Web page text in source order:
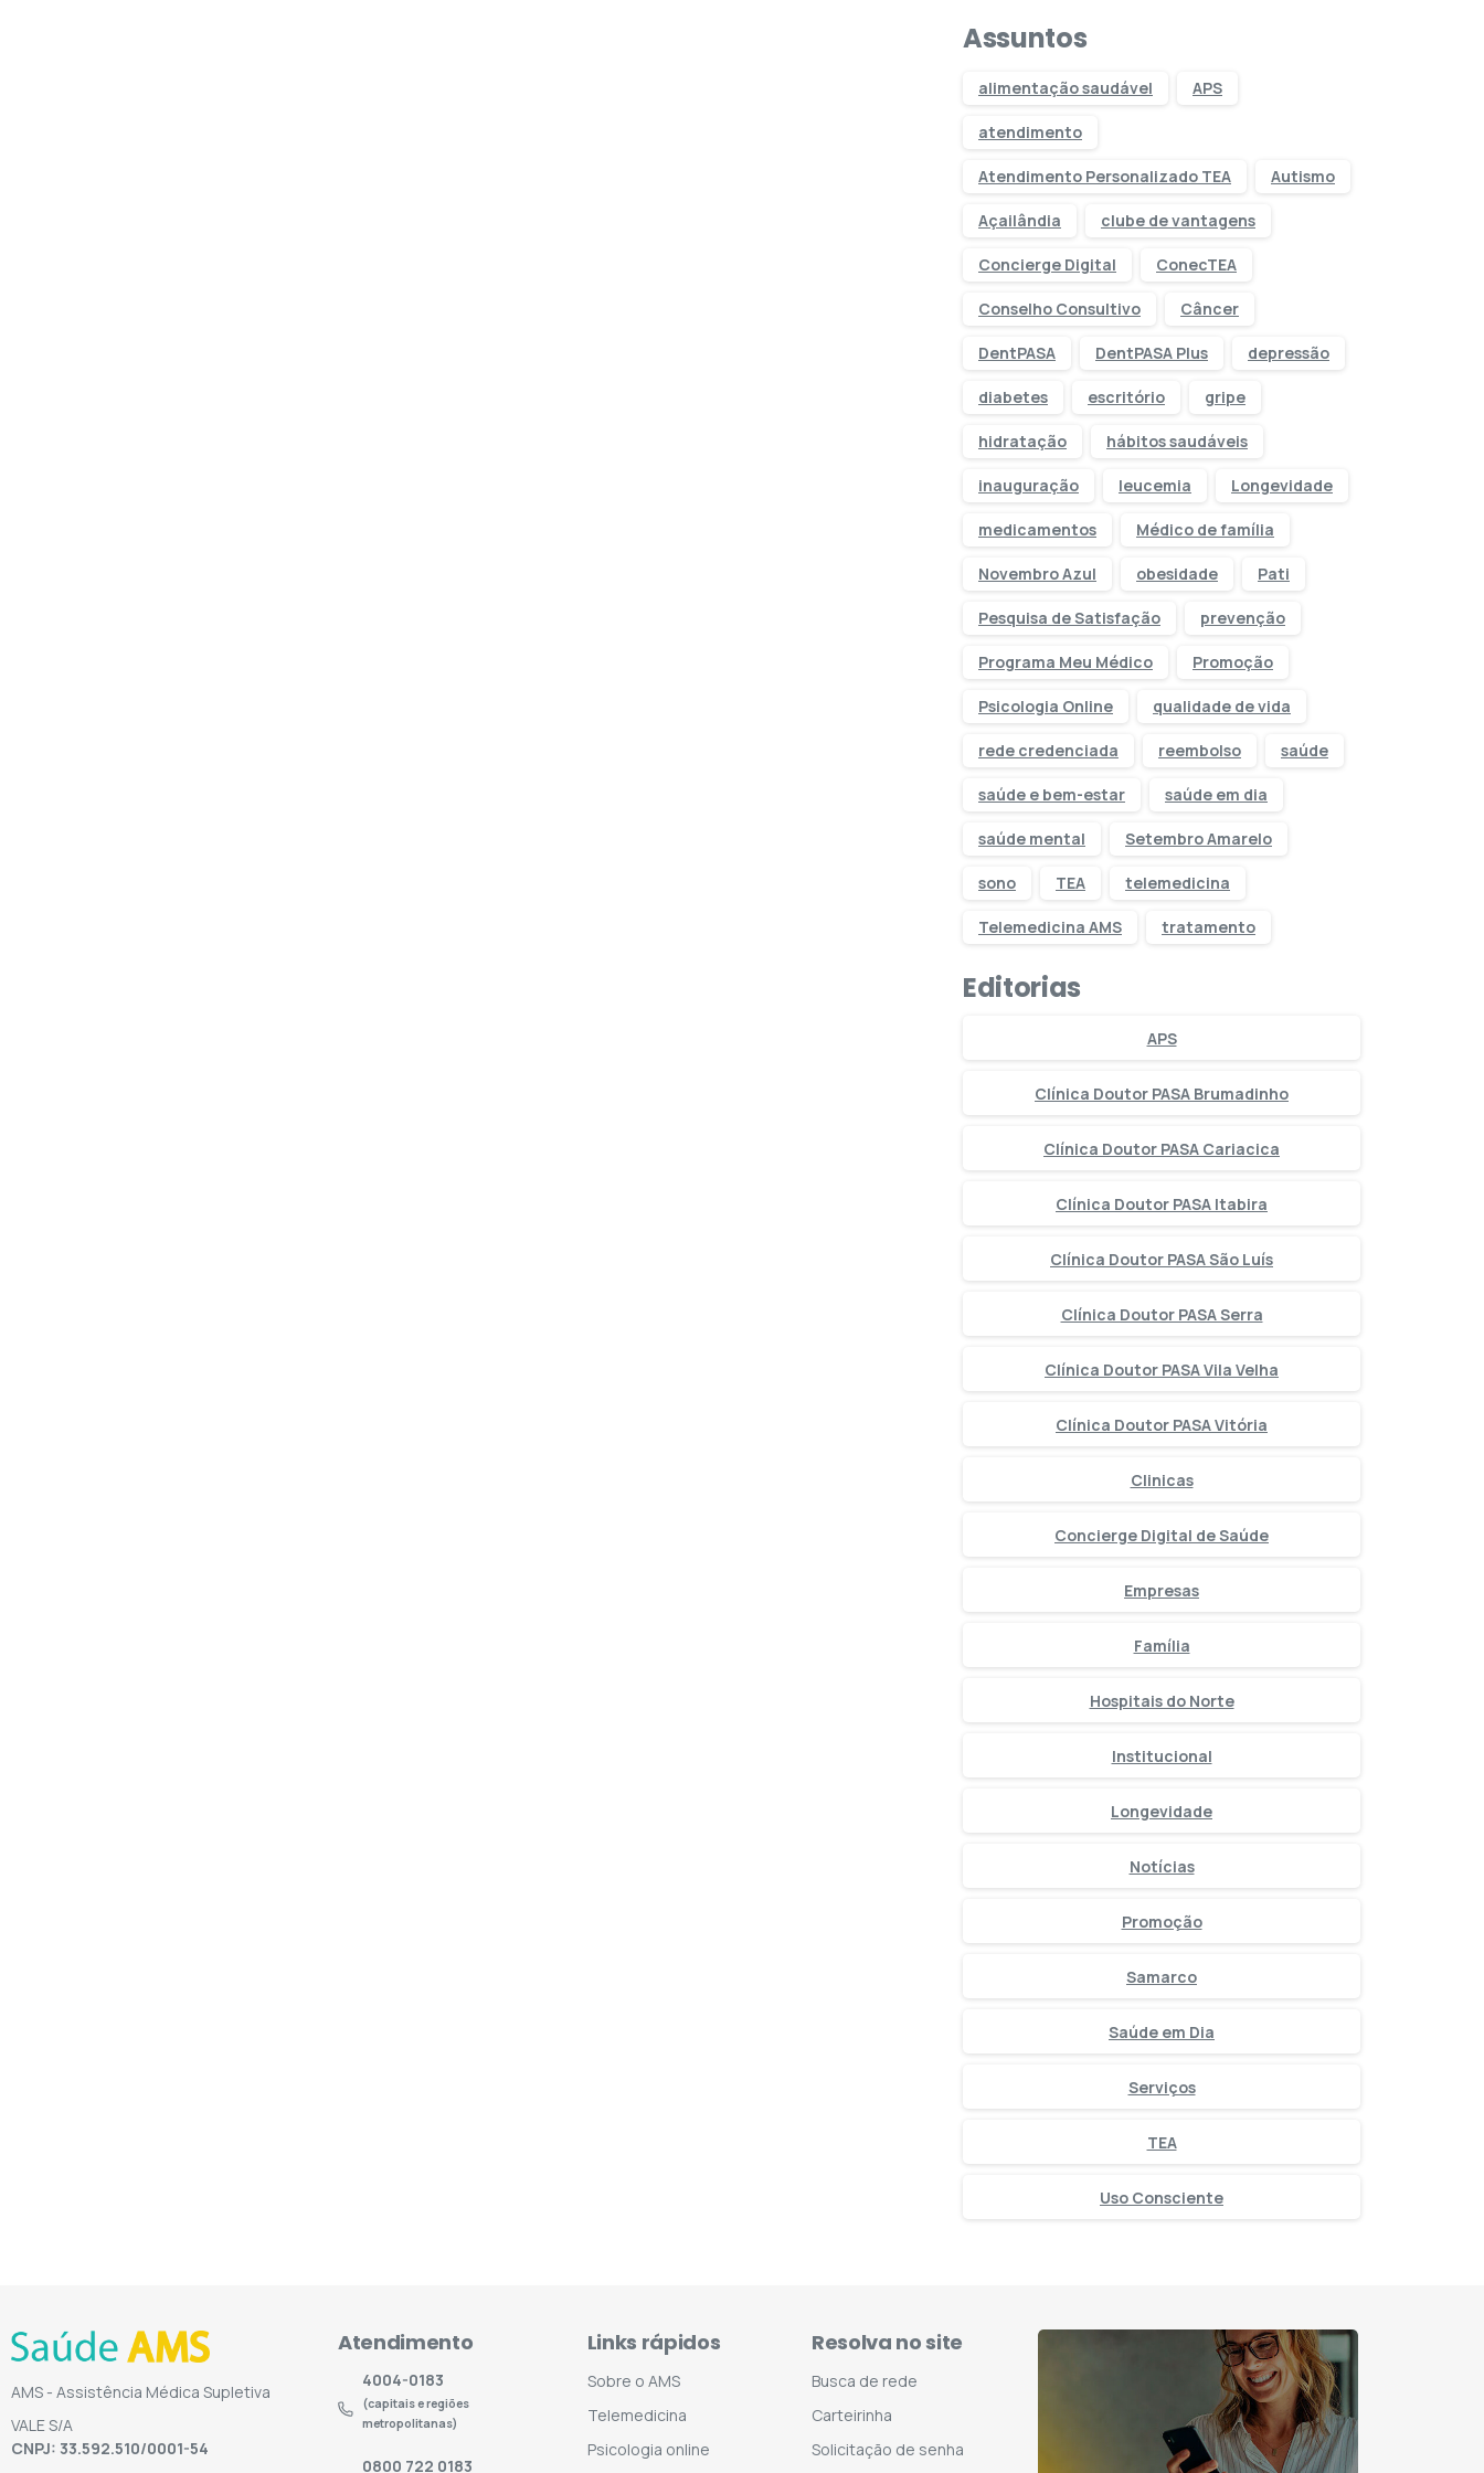
Assuntos
alimentação saudável APS
atendimento
Atendimento Personalizado TEA Autismo
Açailândia clube de vantagens
Concierge Digital ConecTEA
Conselho Consultivo Câncer
DentPASA DentPASA Plus depressão
diabetes escritório gripe
hidratação hábitos saudáveis
inauguração leucemia Longevidade
medicamentos Médico de família
Novembro Azul obesidade Pati
Pesquisa de Satisfação prevenção
Programa Meu Médico Promoção
Psicologia Online qualidade de vida
rede credenciada reembolso saúde
saúde e bem-estar saúde em dia
saúde mental Setembro Amarelo
sono TEA telemedicina
Telemedicina AMS tratamento
Editorias
APS
Clínica Doutor PASA Brumadinho
Clínica Doutor PASA Cariacica
Clínica Doutor PASA Itabira
Clínica Doutor PASA São Luís
Clínica Doutor PASA Serra
Clínica Doutor PASA Vila Velha
Clínica Doutor PASA Vitória
Clinicas
Concierge Digital de Saúde
Empresas
Família
Hospitais do Norte
Institucional
Longevidade
Notícias
Promoção
Samarco
Saúde em Dia
Serviços
TEA
Uso Consciente
AMS - Assistência Médica Supletiva
VALE S/A
CNPJ: 33.592.510/0001-54
Atendimento
4004-0183
(capitais e regiões
metropolitanas)
0800 722 0183
Links rápidos
Sobre o AMS
Telemedicina
Psicologia online
Resolva no site
Busca de rede
Carteirinha
Solicitação de senha